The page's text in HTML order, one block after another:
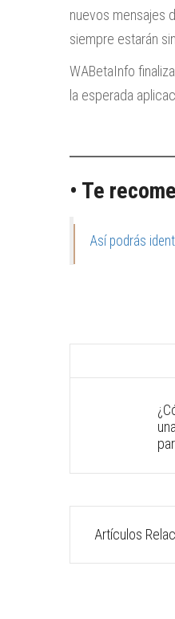
nuevos mensajes
siempre estarán
WABetaInfo
la esperada
• Te
Así podrás
Artículos